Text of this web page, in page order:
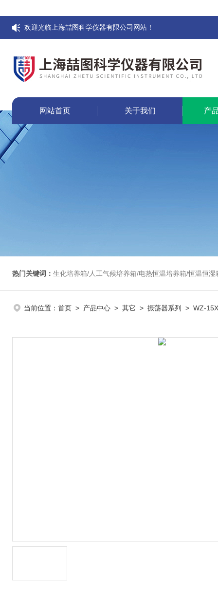
欢迎光临上海喆图科学仪器有限公司网站！
网站首页 关于我们 产
热门关键词： 生化培养箱/人工气候培养箱/电热恒温培养箱/恒温恒湿箱/光照培养箱/二氧化碳培养箱
当前位置： 首页 > 产品中心 > 其它 > 振荡器系列 > WZ-